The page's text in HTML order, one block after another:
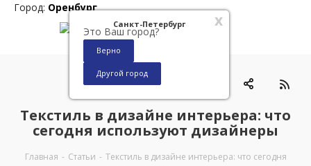
x
Санкт-Петербург
Это Ваш город?
Верно
Другой город
Город: Оренбург
0
Текстиль в дизайне интерьера: что
сегодня используют дизайнеры
Главная - Статьи - Текстиль в дизайне интерьера: что сегодня